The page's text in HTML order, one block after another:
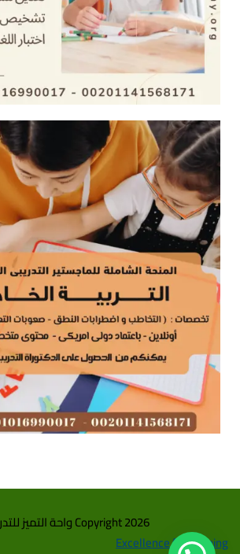
Copyright 2026 واحة التميز للتدريب by
Excellence for Training